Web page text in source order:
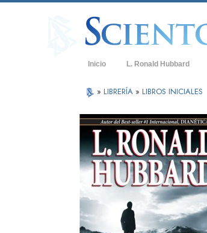
Inicio L. Ronald Hubbard
» LIBRERÍA » LIBROS INICIALES